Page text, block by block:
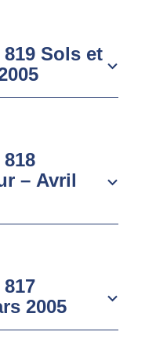
819 Sols et
– Avril
2005